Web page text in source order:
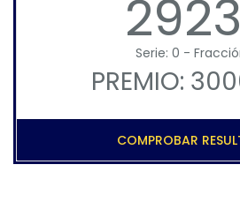
Serie: 0 -
PREMIO:
COMPROBAR